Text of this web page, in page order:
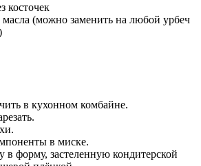
косточек
(можно заменить на любой урбеч
в кухонном комбайне.
в миске.
в форму, застеленную кондитерской